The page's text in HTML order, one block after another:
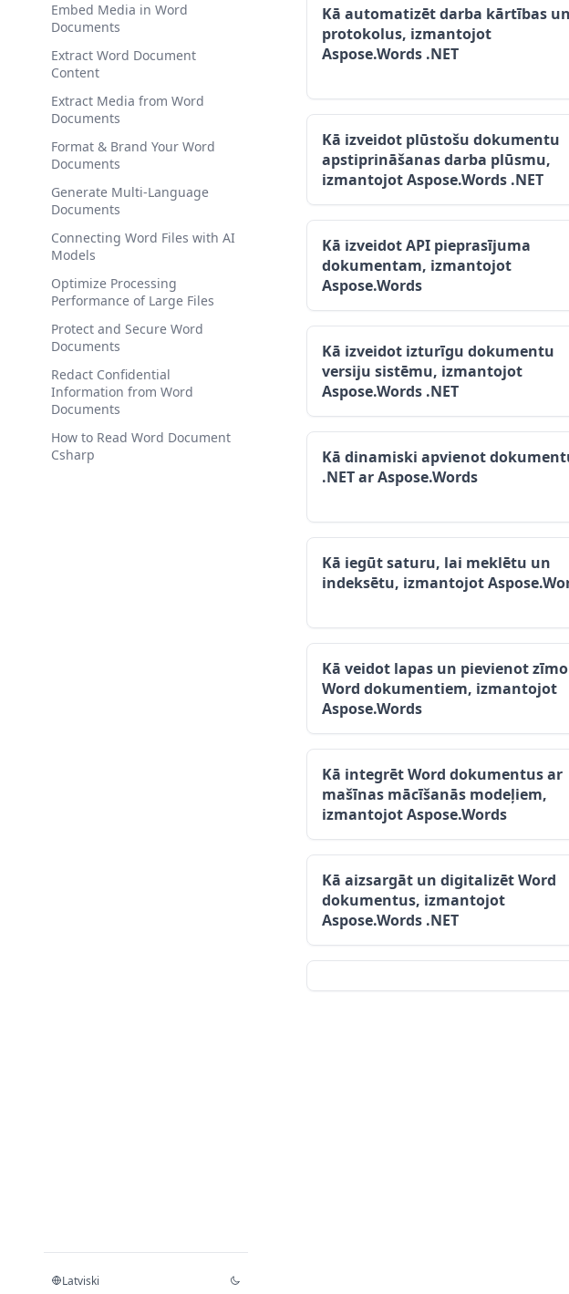
Embed Media in Word
Documents
Extract Word Document
Content
Extract Media from Word
Documents
Format & Brand Your Word
Documents
Generate Multi-Language
Documents
Connecting Word Files with AI
Models
Optimize Processing
Performance of Large Files
Protect and Secure Word
Documents
Redact Confidential
Information from Word
Documents
How to Read Word Document
Csharp
Latviski
Kā automatizēt darba kārtības un
protokolus, izmantojot
Aspose.Words .NET
Kā izveidot plūstošu dokumentu
apstiprināšanas darba plūsmu,
izmantojot Aspose.Words .NET
Kā izveidot API pieprasījuma
dokumentam, izmantojot
Aspose.Words
Kā izveidot izturīgu dokumentu
versiju sistēmu, izmantojot
Aspose.Words .NET
Kā dinamiski apvienot
.NET ar Aspose.Words
Kā iegūt saturu, lai meklētu un
indeksētu, izmantojot
Kā veidot lapas un pievienot
Word dokumentiem, izmantojot
Aspose.Words
Kā integrēt Word dokumentus ar
mašīnas mācīšanās modeļiem,
izmantojot Aspose.Words
Kā aizsargāt un digitalizēt Word
dokumentus, izmantojot
Aspose.Words .NET